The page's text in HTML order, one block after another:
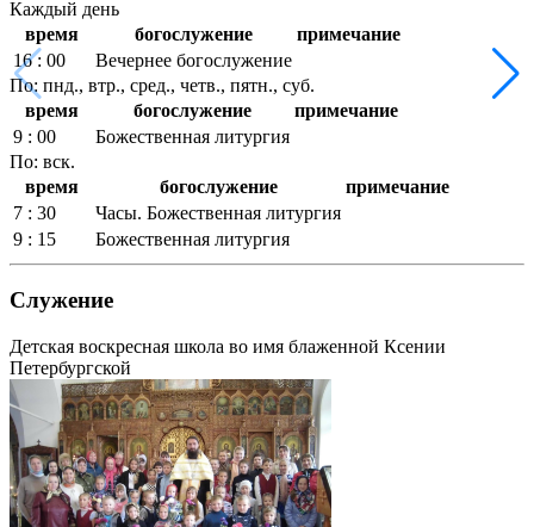
Каждый день
время
богослужение
примечание
16 : 00
Вечернее богослужение
По: пнд., втр., сред., четв., пятн., суб.
время
богослужение
примечание
9 : 00
Божественная литургия
По: вск.
время
богослужение
примечание
7 : 30
Часы. Божественная литургия
9 : 15
Божественная литургия
Служение
Детская воскресная школа во имя блаженной Ксении
Петербургской